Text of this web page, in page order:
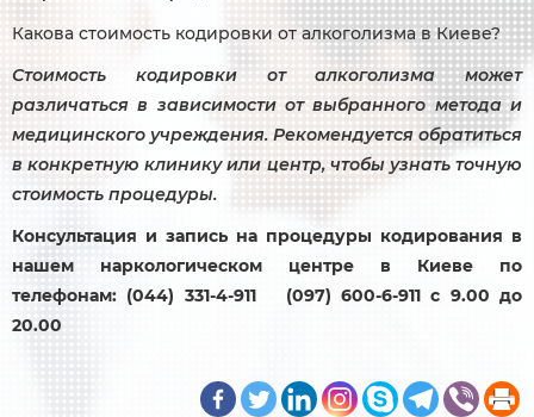
Какова стоимость кодировки от алкоголизма в Киеве?
Стоимость кодировки от алкоголизма может
различаться в зависимости от выбранного метода и
медицинского учреждения. Рекомендуется обратиться
в конкретную клинику или центр, чтобы узнать точную
стоимость процедуры.
Консультация и запись на процедуры кодирования в
нашем наркологическом центре в Киеве по
телефонам: (044) 331-4-911 (097) 600-6-911 с 9.00 до
20.00